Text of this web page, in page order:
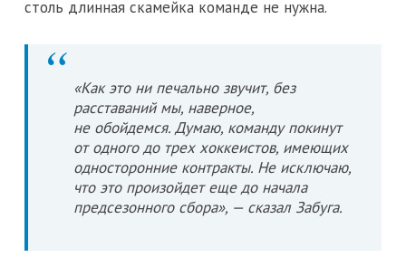
столь длинная скамейка команде не нужна.
«Как это ни печально звучит, без
расставаний мы, наверное,
не обойдемся. Думаю, команду покинут
от одного до трех хоккеистов, имеющих
односторонние контракты. Не исключаю,
что это произойдет еще до начала
предсезонного сбора», — сказал Забуга.